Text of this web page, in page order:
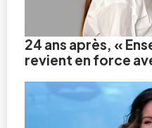
24 ans après, «
revient en force